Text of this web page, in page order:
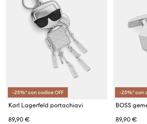
-25%* con codice OFF
Karl Lagerfeld portachiavi
89,90 €
-25%* con
89,90 €